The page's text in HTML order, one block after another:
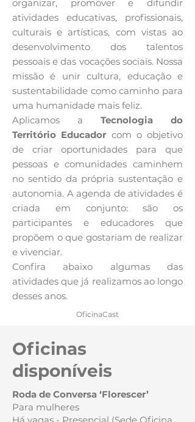
organizar, promover e difundir
atividades educativas, profissionais,
culturais e artísticas, com vistas ao
desenvolvimento dos talentos
pessoais e das vocações sociais. Nossa
missão é unir cultura, educação e
sustentabilidade como caminho para
uma humanidade mais feliz.
Aplicamos a Tecnologia do
Território Educador com o objetivo
de criar oportunidades para que
pessoas e comunidades caminhem
no sentido da própria sustentação e
autonomia. A agenda de atividades é
criada em conjunto: são os
participantes e educadores que
propõem o que gostariam de realizar
e vivenciar.
Confira abaixo algumas das
atividades que já realizamos ao longo
desses anos.
OficinaCast
Oficinas
disponíveis
Roda de Conversa ‘Florescer’
Para mulheres